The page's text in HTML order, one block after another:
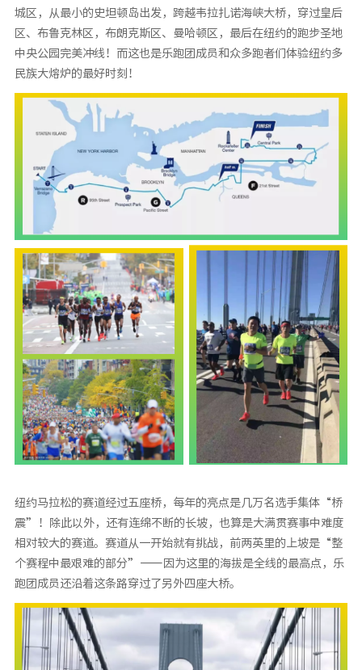
城区，从最小的史坦顿岛出发，跨越韦拉扎诺海峡大桥，穿过皇后
区、布鲁克林区，布朗克斯区、曼哈顿区，最后在纽约的跑步圣地
中央公园完美冲线！而这也是乐跑团成员和众多跑者们体验纽约多
民族大熔炉的最好时刻！
纽约马拉松的赛道经过五座桥，每年的亮点是几万名选手集体“桥
震”！除此以外，还有连绵不断的长坡，也算是大满贯赛事中难度
相对较大的赛道。赛道从一开始就有挑战，前两英里的上坡是“整
个赛程中最艰难的部分”——因为这里的海拔是全线的最高点，乐
跑团成员还沿着这条路穿过了另外四座大桥。